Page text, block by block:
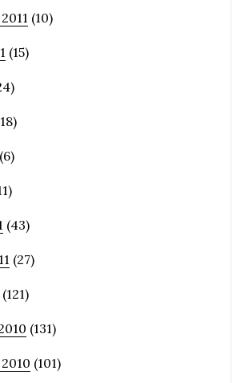
(10)
(15)
(6)
(43)
(27)
(121)
(131)
(101)